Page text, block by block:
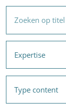
Zoeken op titel
Expertise
Expertise
Filteropties
Met filters voor
Expertise
en
Thema's
Type
Type content
Filteropties